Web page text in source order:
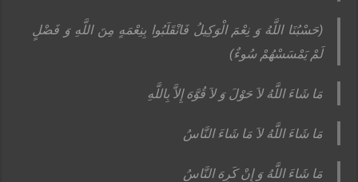
(حَسْبُنَا اللَّهُ وَ نِعْمَ الْوَکِیلُ فَانْقَلَبُوا بِنِعْمَهٍ مِنَ اللَّهِ وَ فَضْلٍ
لَمْ یَمْسَسْهُمْ سُوءٌ)
مَا شَاءَ اللَّهُ لاَ حَوْلَ وَ لاَ قُوَّهَ إِلاَّ بِاللَّهِ‏
مَا شَاءَ اللَّهُ لاَ مَا شَاءَ النَّاسُ‏
مَا شَاءَ اللَّهُ وَ إِنْ کَرِهَ النَّاسُ‏